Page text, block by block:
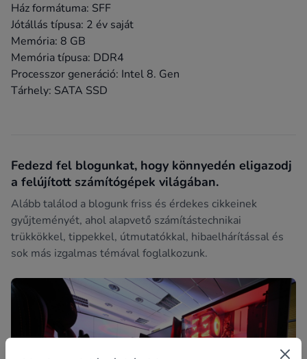
Ház formátuma: SFF
Jótállás típusa: 2 év saját
Memória: 8 GB
Memória típusa: DDR4
Processzor generáció: Intel 8. Gen
Tárhely: SATA SSD
Fedezd fel blogunkat, hogy könnyedén eligazodj
a felújított számítógépek világában.
Alább találod a blogunk friss és érdekes cikkeinek
gyűjteményét, ahol alapvető számítástechnikai
trükkökkel, tippekkel, útmutatókkal, hibaelhárítással és
sok más izgalmas témával foglalkozunk.